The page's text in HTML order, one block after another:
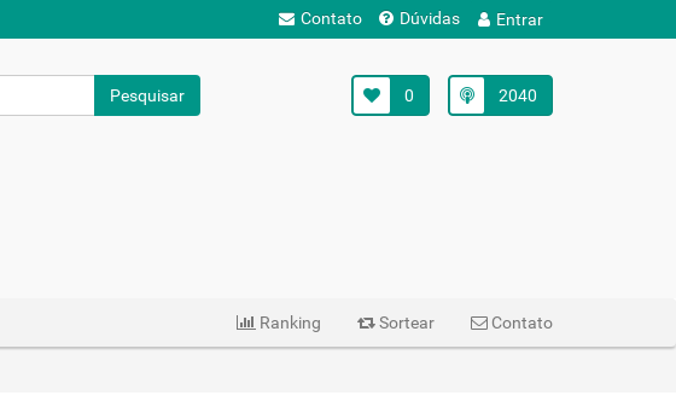
Contato Dúvidas Entrar
Pesquisar 2040
0
Ranking Sortear Contato